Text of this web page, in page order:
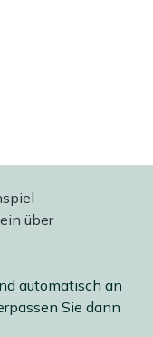
automatisch an
Sie dann